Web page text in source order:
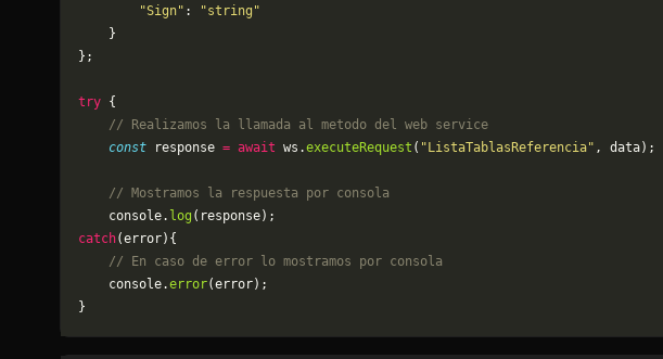
        "Sign"
:
"string"
    }
};
try {
    // Realizamos la llamada al metodo del web service
    const
response = await ws.executeRequest ( "ListaTablasReferencia" , data);
    // Mostramos la respuesta por consola
    console.
log (response);
catch(error){
    // En caso de error lo mostramos por consola
	console.
error(error);
}